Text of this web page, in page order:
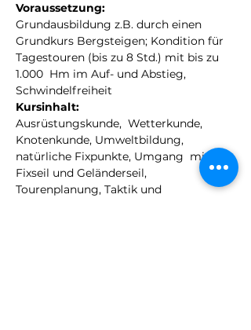
Voraussetzung:
Grundausbildung z.B. durch einen
Grundkurs Bergsteigen; Kondition für
Tagestouren (bis zu 8 Std.) mit bis zu
1.000  Hm im Auf- und Abstieg,
Schwindelfreiheit
Kursinhalt:
Ausrüstungskunde,  Wetterkunde,
Knotenkunde, Umweltbildung,
natürliche Fixpunkte, Umgang  mit
Fixseil und Geländerseil,
Tourenplanung, Taktik und